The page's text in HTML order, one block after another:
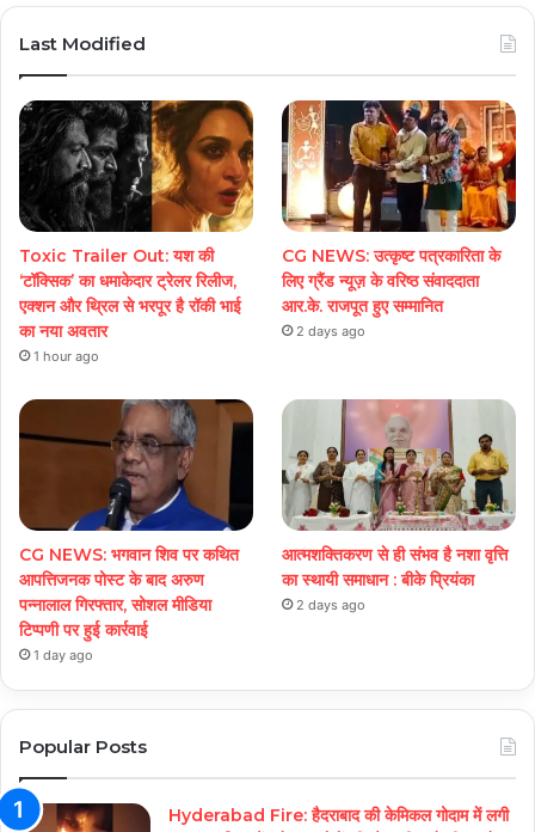
Last Modified
Toxic Trailer Out: यश की
‘टॉक्सिक’ का धमाकेदार ट्रेलर रिलीज,
एक्शन और थ्रिल से भरपूर है रॉकी भाई
का नया अवतार
1 hour ago
CG NEWS: उत्कृष्ट पत्रकारिता के
लिए ग्रैंड न्यूज़ के वरिष्ठ संवाददाता
आर.के. राजपूत हुए सम्मानित
2 days ago
CG NEWS: भगवान शिव पर कथित
आपत्तिजनक पोस्ट के बाद अरुण
पन्नालाल गिरफ्तार, सोशल मीडिया
टिप्पणी पर हुई कार्रवाई
1 day ago
आत्मशक्तिकरण से ही संभव है नशा वृत्ति
का स्थायी समाधान : बीके प्रियंका
2 days ago
Popular Posts
Hyderabad Fire: हैदराबाद की केमिकल गोदाम में लगी